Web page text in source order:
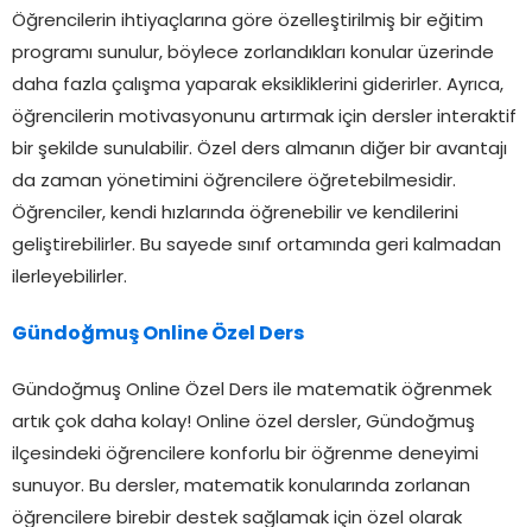
Öğrencilerin ihtiyaçlarına göre özelleştirilmiş bir eğitim
programı sunulur, böylece zorlandıkları konular üzerinde
daha fazla çalışma yaparak eksikliklerini giderirler. Ayrıca,
öğrencilerin motivasyonunu artırmak için dersler interaktif
bir şekilde sunulabilir. Özel ders almanın diğer bir avantajı
da zaman yönetimini öğrencilere öğretebilmesidir.
Öğrenciler, kendi hızlarında öğrenebilir ve kendilerini
geliştirebilirler. Bu sayede sınıf ortamında geri kalmadan
ilerleyebilirler.
Gündoğmuş Online Özel Ders
Gündoğmuş Online Özel Ders ile matematik öğrenmek
artık çok daha kolay! Online özel dersler, Gündoğmuş
ilçesindeki öğrencilere konforlu bir öğrenme deneyimi
sunuyor. Bu dersler, matematik konularında zorlanan
öğrencilere birebir destek sağlamak için özel olarak